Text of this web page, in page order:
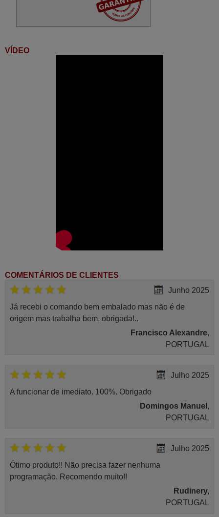
VÍDEO
COMENTÁRIOS DE CLIENTES
Junho 2025
Já recebi o comando bem embalado mas não é de
origem mas trabalha bem, obrigada!..
Francisco Alexandre,
PORTUGAL
Julho 2025
A funcionar de imediato. 100%. Obrigado
Domingos Manuel,
PORTUGAL
Julho 2025
Ótimo produto!! Não precisa fazer nenhuma
programação. Recomendo muito!!
Rudinery,
PORTUGAL